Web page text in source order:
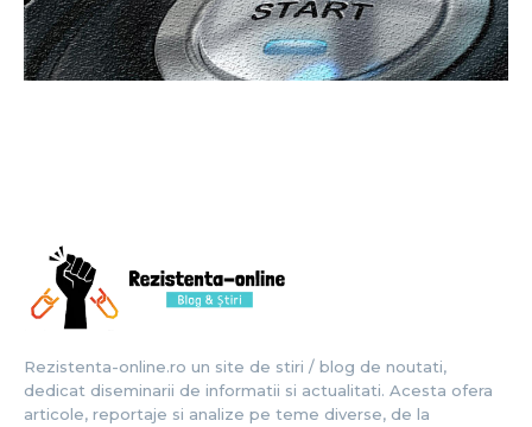
Rezistenta-online.ro un site de stiri / blog de noutati,
dedicat diseminarii de informatii si actualitati. Acesta ofera
articole, reportaje si analize pe teme diverse, de la